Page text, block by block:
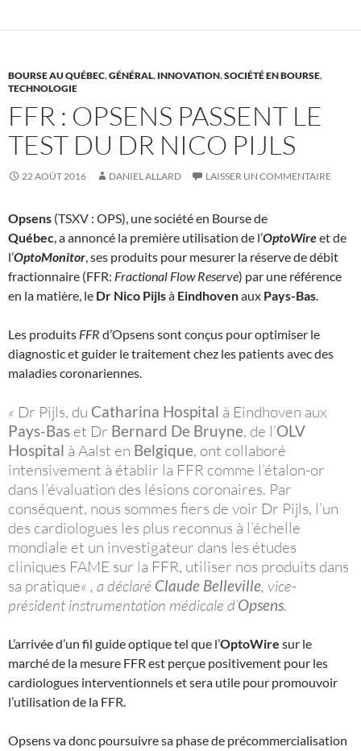
BOURSE AU QUÉBEC,GÉNÉRAL, INNOVATION,SOCIÉTÉ EN BOURSE,
TECHNOLOGIE
FFR : OPSENS PASSENT LE
TEST DU DR NICO PIJLS
22 AOÛT 2016 DANIEL ALLARD LAISSER UN COMMENTAIRE
Opsens (TSXV : OPS), une société en Bourse de
Québec, a annoncé la première utilisation de l’OptoWireet de
l’OptoMonitor, ses produits pour mesurer la réserve de débit
fractionnaire (FFR: Fractional Flow Reserve) par une référence
en la matière, le Dr Nico Pijlsà Eindhovenaux Pays-Bas.
Les produits FFR d’Opsens sont conçus pour optimiser le
diagnostic et guider le traitement chez les patients avec des
maladies coronariennes.
« Dr Pijls, du Catharina Hospital à Eindhoven aux
Pays-Bas et Dr Bernard De Bruyne, de l’OLV
Hospital à Aalst en Belgique, ont collaboré
intensivement à établir la FFR comme l’étalon-or
dans l’évaluation des lésions coronaires. Par
conséquent, nous sommes fiers de voir Dr Pijls, l’un
des cardiologues les plus reconnus à l’échelle
mondiale et un investigateur dans les études
cliniques FAME sur la FFR, utiliser nos produits dans
sa pratique« , a déclaré Claude Belleville, vice-
président instrumentation médicale d’Opsens.
L’arrivée d’un fil guide optique tel que l’OptoWire sur le
marché de la mesure FFR est perçue positivement pour les
cardiologues interventionnels et sera utile pour promouvoir
l’utilisation de la FFR.
Opsens va donc poursuivre sa phase de précommercialisation